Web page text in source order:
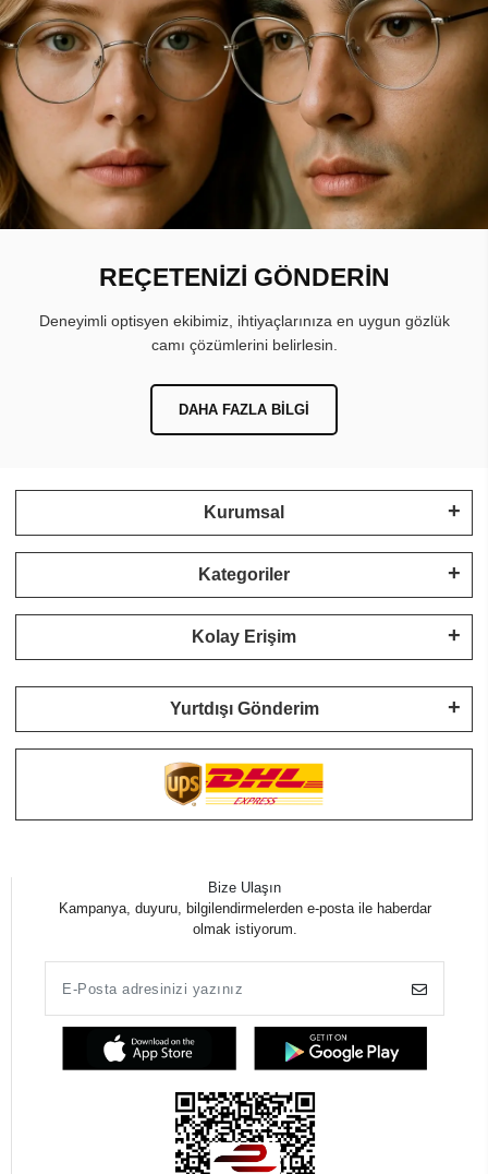
REÇETENİZİ GÖNDERİN
Deneyimli optisyen ekibimiz, ihtiyaçlarınıza en uygun gözlük
camı çözümlerini belirlesin.
DAHA FAZLA BILGI
Kurumsal
Kategoriler
Kolay Erişim
Yurtdışı Gönderim
Bize Ulaşın
Kampanya, duyuru, bilgilendirmelerden e-posta ile haberdar
olmak istiyorum.